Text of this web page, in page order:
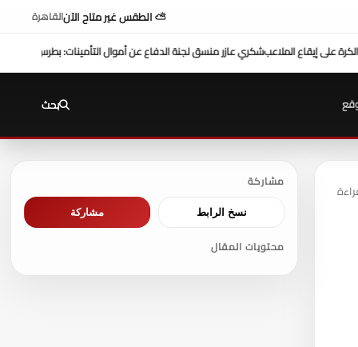
⛅ الطقس غير متاح الآنالقاهرة
الروائي .. محفوظ عبدالرحمن : هذهالتأمينات: بطرس غالي بيلعب بالبيضة والحجر
بحث
مشاركة
نسخ الرابط مشاركة
محتويات المقال